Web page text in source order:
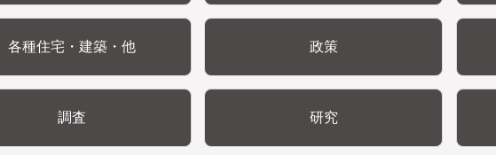
各種住宅・建築・他 政策
調査 研究